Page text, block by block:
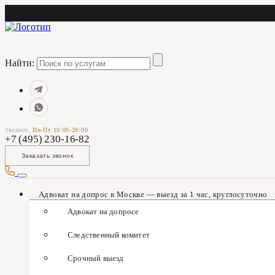
Найти:
Звоните,Пн-Пт 10:00-20:00
+7 (495) 230-16-82
Заказать звонок
Адвокат на допрос в Москве — выезд за 1 час, круглосуточно
Адвокат на допросе
Следственный комитет
Срочный выезд